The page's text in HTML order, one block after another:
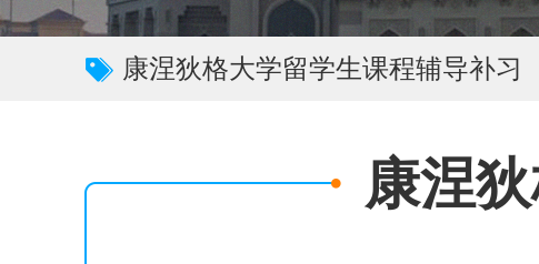
康涅狄格大学留学生课程辅导补习
康涅